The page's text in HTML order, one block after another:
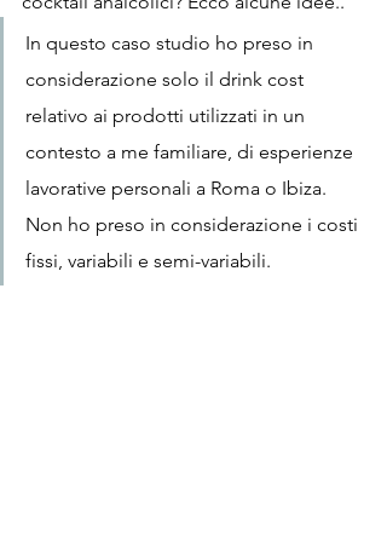
In questo caso studio ho preso in
considerazione solo il drink cost
relativo ai prodotti utilizzati in un
contesto a me familiare, di esperienze
lavorative personali a Roma o Ibiza.
Non ho preso in considerazione i costi
fissi, variabili e semi-variabili.